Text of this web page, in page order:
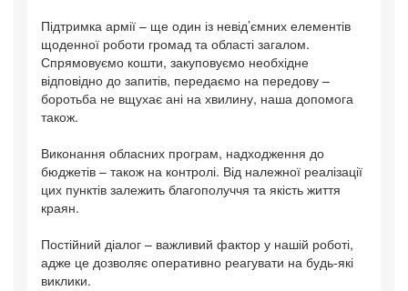
Підтримка армії – ще один із невід’ємних елементів
щоденної роботи громад та області загалом.
Спрямовуємо кошти, закуповуємо необхідне
відповідно до запитів, передаємо на передову –
боротьба не вщухає ані на хвилину, наша допомога
також.
Виконання обласних програм, надходження до
бюджетів – також на контролі. Від належної реалізації
цих пунктів залежить благополуччя та якість життя
краян.
Постійний діалог – важливий фактор у нашій роботі,
адже це дозволяє оперативно реагувати на будь-які
виклики.